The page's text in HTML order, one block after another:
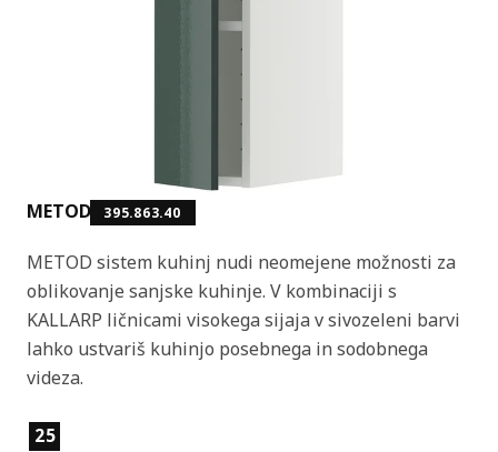
METOD 395.863.40
METOD sistem kuhinj nudi neomejene možnosti za
oblikovanje sanjske kuhinje. V kombinaciji s
KALLARP ličnicami visokega sijaja v sivozeleni barvi
lahko ustvariš kuhinjo posebnega in sodobnega
videza.
Lastnosti izdelka
25